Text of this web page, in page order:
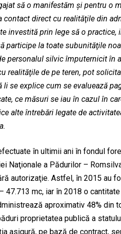
să o manifestăm şi pentru o
direct cu realităţile din
investită prin lege să o
participe la toate subunităţile
personalul silvic împuternicit în
realităţile de pe teren, pot
se explice cum se evaluează
ce măsuri se iau în cazul în
alte întrebări legate de
în ultimii ani în fondul
Naţionale a Pădurilor –
autorizaţie. Astfel, în 2015 au
mc, iar în 2018 o
aproximativ 48% din
proprietatea publică a
asigură, pe bază de contract,